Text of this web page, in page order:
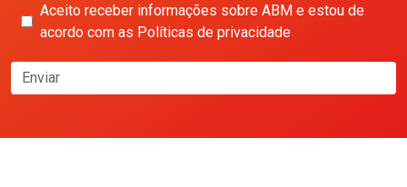
Aceito receber informações sobre ABM e estou de
acordo com as Políticas de privacidade
Enviar